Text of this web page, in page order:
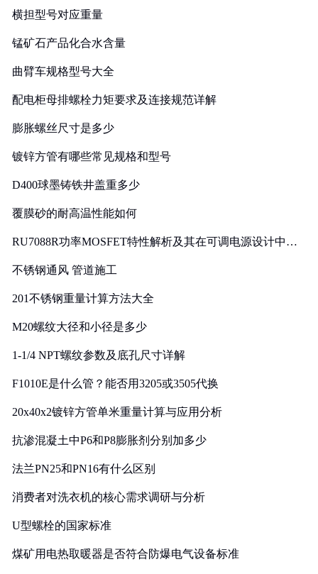
横担型号对应重量
锰矿石产品化合水含量
曲臂车规格型号大全
配电柜母排螺栓力矩要求及连接规范详解
膨胀螺丝尺寸是多少
镀锌方管有哪些常见规格和型号
D400球墨铸铁井盖重多少
覆膜砂的耐高温性能如何
RU7088R功率MOSFET特性解析及其在可调电源设计中的
不锈钢通风 管道施工
201不锈钢重量计算方法大全
M20螺纹大径和小径是多少
1-1/4 NPT螺纹参数及底孔尺寸详解
F1010E是什么管？能否用3205或3505代换
20x40x2镀锌方管单米重量计算与应用分析
抗渗混凝土中P6和P8膨胀剂分别加多少
法兰PN25和PN16有什么区别
消费者对洗衣机的核心需求调研与分析
U型螺栓的国家标准
煤矿用电热取暖器是否符合防爆电气设备标准